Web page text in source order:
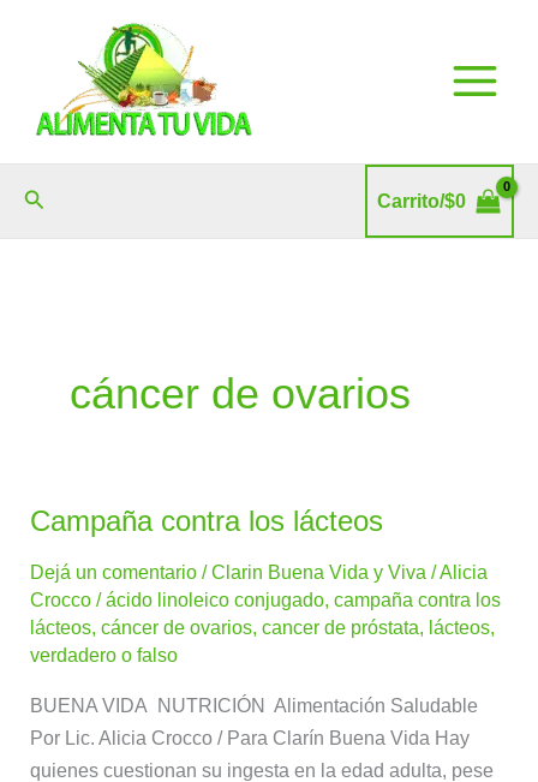
Buscar Carrito/$0
cáncer de ovarios
Campaña contra los lácteos
Dejá un comentario /Clarin Buena Vida y Viva /Alicia
Crocco/ácido linoleico conjugado,campaña contra los
lácteos,cáncer de ovarios,cancer de próstata, lácteos,
verdadero o falso
BUENA VIDA NUTRICIÓN Alimentación Saludable
Por Lic. Alicia Crocco / Para Clarín Buena Vida Hay
quienes cuestionan su ingesta en la edad adulta, pese
Campaña
los
lácteos